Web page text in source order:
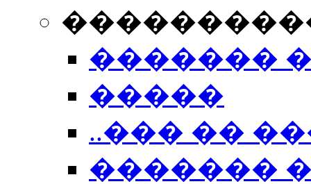
�������
�����
..��� ��
�������